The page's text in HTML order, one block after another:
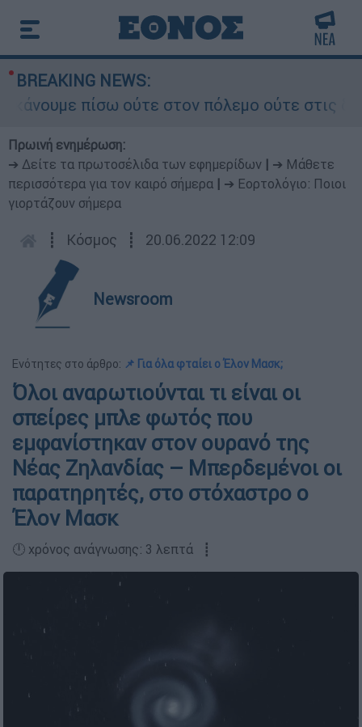
BREAKING NEWS:
πίσω ούτε στον πόλεμο ούτε στις
Πρωινή ενημέρωση:
➔ Δείτε τα πρωτοσέλιδα των εφημερίδων
➔ Μάθετε
περισσότερα για τον καιρό σήμερα
➔ Εορτολόγιο: Ποιοι
γιορτάζουν σήμερα
┋ Κόσμος ┋ 20.06.2022 12:09
Newsroom
Ενότητες στο άρθρο: 📌 Για όλα φταίει ο Έλον Μασκ;
Όλοι αναρωτιούνται τι είναι οι
σπείρες μπλε φωτός που
εμφανίστηκαν στον ουρανό της
Νέας Ζηλανδίας – Μπερδεμένοι οι
παρατηρητές, στο στόχαστρο ο
Έλον Μασκ
🕛 χρόνος ανάγνωσης: 3 λεπτά ┋